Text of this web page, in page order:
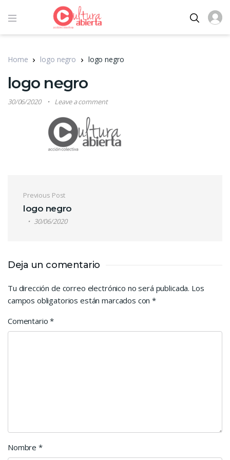
Home logo negro logo negro
logo negro
30/06/2020 Leave a comment
Navegación de entradas
Previous Post
logo negro
30/06/2020
Deja un comentario
Tu dirección de correo electrónico no será publicada. Los
campos obligatorios están marcados con*
Comentario*
Nombre *